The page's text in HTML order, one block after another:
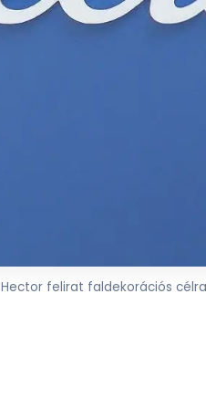
Hector felirat faldekorációs célra